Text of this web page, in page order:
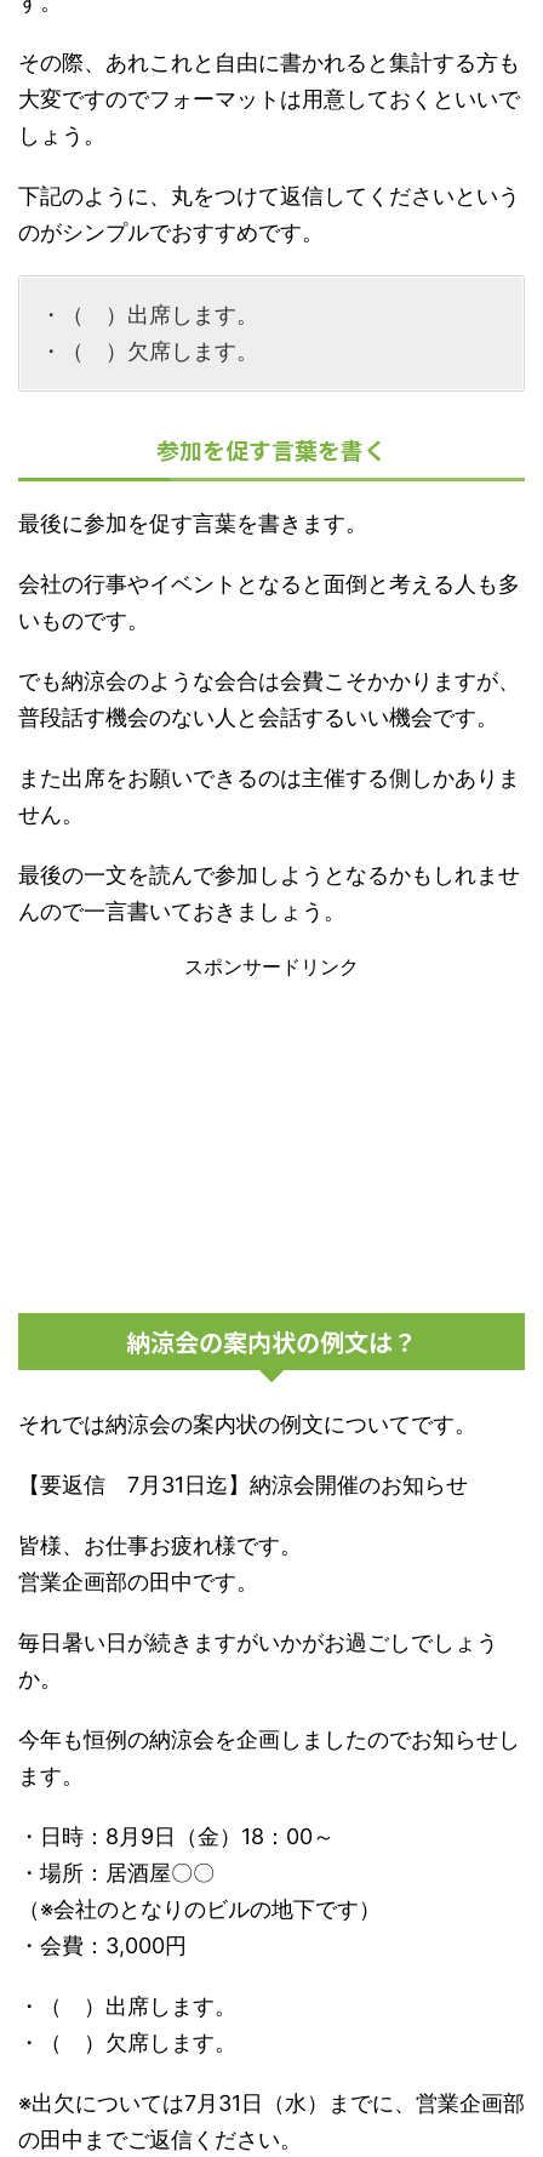
その際、あれこれと自由に書かれると集計する方も
大変ですのでフォーマットは用意しておくといいで
しょう。
下記のように、丸をつけて返信してくださいという
のがシンプルでおすすめです。
・（ ）出席します。
・（ ）欠席します。
参加を促す言葉を書く
最後に参加を促す言葉を書きます。
会社の行事やイベントとなると面倒と考える人も多
いものです。
でも納涼会のような会合は会費こそかかりますが、
普段話す機会のない人と会話するいい機会です。
また出席をお願いできるのは主催する側しかありま
せん。
最後の一文を読んで参加しようとなるかもしれませ
んので一言書いておきましょう。
スポンサードリンク
納涼会の案内状の例文は？
それでは納涼会の案内状の例文についてです。
【要返信 7月31日迄】納涼会開催のお知らせ
皆様、お仕事お疲れ様です。
営業企画部の田中です。
毎日暑い日が続きますがいかがお過ごしでしょう
か。
今年も恒例の納涼会を企画しましたのでお知らせし
ます。
・日時：8月9日（金）18：00～
・場所：居酒屋〇〇
（※会社のとなりのビルの地下です）
・会費：3,000円
・（ ）出席します。
・（ ）欠席します。
※出欠については7月31日（水）までに、営業企画部
の田中までご返信ください。